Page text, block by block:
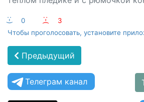
:-) 0 :-(
3
Чтобы проголосовать, установите
Предыдущий
Телеграм канал